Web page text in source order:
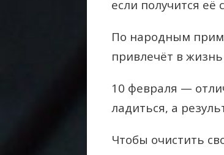
если получится
По народным
привлечёт в
10 февраля —
ладиться, а
Чтобы очистить